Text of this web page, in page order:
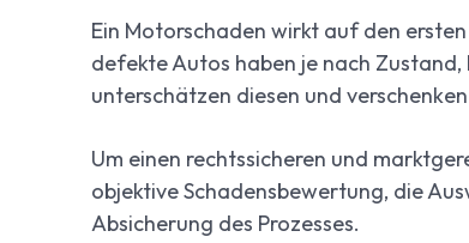
Ein Motorschaden wirkt auf den
defekte Autos haben je nach
unterschätzen diesen und
Um einen rechtssicheren und
objektive Schadensbewertung, die
Absicherung des Prozesses.